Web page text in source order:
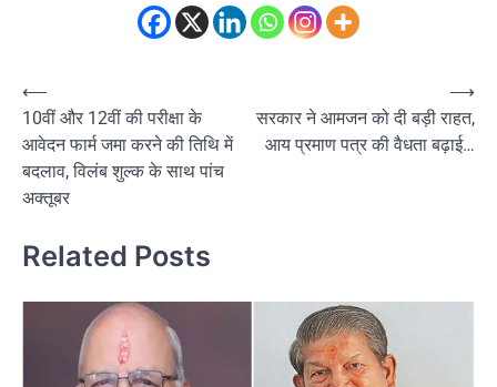
Post
navigation
⟵
10वीं और 12वीं की परीक्षा के
आवेदन फार्म जमा करने की तिथि में
बदलाव, विलंब शुल्क के साथ पांच
अक्तूबर
सरकार ने आमजन को दी बड़ी राहत,
आय प्रमाण पत्र की वैधता बढ़ाई…
⟶
Related Posts